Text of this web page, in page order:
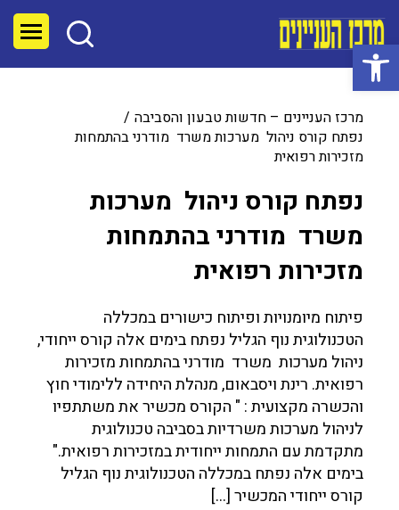
מרכז העניינים – חדשות טבעון והסביבה
נפתח קורס ניהול מערכות משרד מודרני בהתמחות
מזכירות רפואית
נפתח קורס ניהול מערכות
משרד מודרני בהתמחות
מזכירות רפואית
פיתוח מיומנויות ופיתוח כישורים במכללה
הטכנולוגית נוף הגליל נפתח בימים אלה קורס ייחודי,
ניהול מערכות משרד מודרני בהתמחות מזכירות
רפואית. רינת ויסבאום, מנהלת היחידה ללימודי חוץ
והכשרה מקצועית : " הקורס מכשיר את משתתפיו
לניהול מערכות משרדיות בסביבה טכנולוגית
מתקדמת עם התמחות ייחודית במזכירות רפואית."
בימים אלה נפתח במכללה הטכנולוגית נוף הגליל
קורס ייחודי המכשיר […]
פתח סרגל נגישות